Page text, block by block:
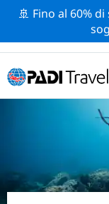
🚢 Fino al 60%